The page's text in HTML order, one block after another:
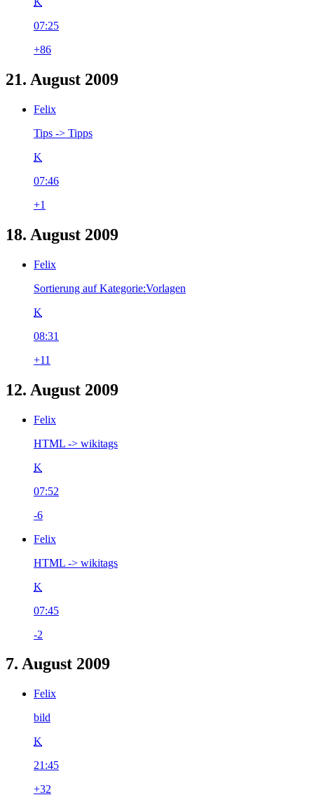
07:25
+86
21. August 2009
Felix
Tips -> Tipps
K
07:46
+1
18. August 2009
Felix
Sortierung auf Kategorie:Vorlagen
K
08:31
+11
12. August 2009
Felix
HTML -> wikitags
K
07:52
-6
Felix
HTML -> wikitags
K
07:45
-2
7. August 2009
Felix
bild
K
21:45
+32